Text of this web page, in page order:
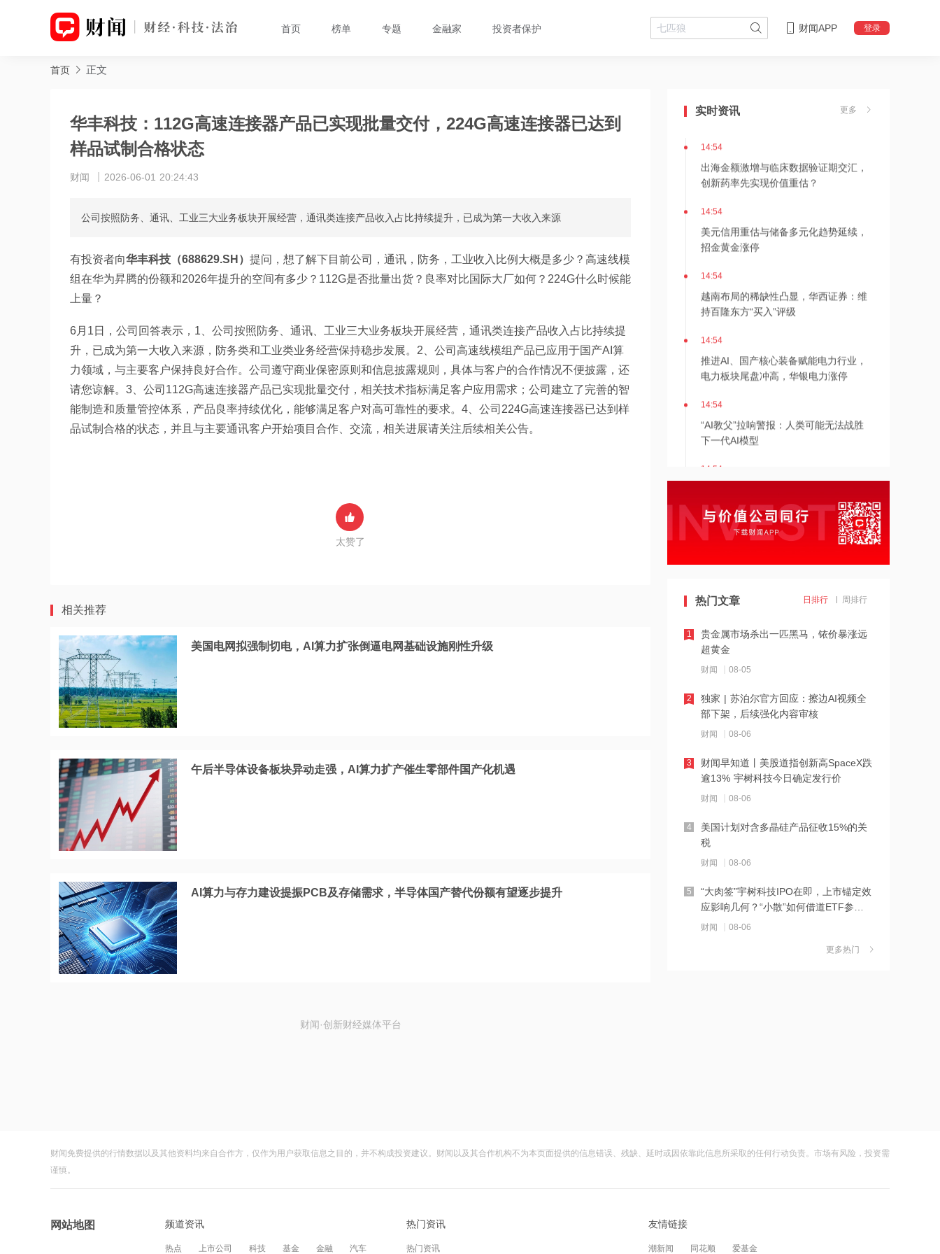
首页 榜单 专题 金融家 投资者保护 财闻APP 登录
首页 正文
华丰科技：112G高速连接器产品已实现批量交付，224G高速连接器已达到
样品试制合格状态
财闻 2026-06-01 20:24:43
公司按照防务、通讯、工业三大业务板块开展经营，通讯类连接产品收入占比持续提升，已成为第一大收入来源
有投资者向华丰科技（688629.SH） 提问，想了解下目前公司，通讯，防务，工业收入比例大概是多少？高速线模
组在华为昇腾的份额和2026年提升的空间有多少？112G是否批量出货？良率对比国际大厂如何？224G什么时候能
上量？
6月1日，公司回答表示，1、公司按照防务、通讯、工业三大业务板块开展经营，通讯类连接产品收入占比持续提
升，已成为第一大收入来源，防务类和工业类业务经营保持稳步发展。2、公司高速线模组产品已应用于国产AI算
力领域，与主要客户保持良好合作。公司遵守商业保密原则和信息披露规则，具体与客户的合作情况不便披露，还
请您谅解。3、公司112G高速连接器产品已实现批量交付，相关技术指标满足客户应用需求；公司建立了完善的智
能制造和质量管控体系，产品良率持续优化，能够满足客户对高可靠性的要求。4、公司224G高速连接器已达到样
品试制合格的状态，并且与主要通讯客户开始项目合作、交流，相关进展请关注后续相关公告。
太赞了
相关推荐
美国电网拟强制切电，AI算力扩张倒逼电网基础设施刚性升级
午后半导体设备板块异动走强，AI算力扩产催生零部件国产化机遇
AI算力与存力建设提振PCB及存储需求，半导体国产替代份额有望逐步提升
财闻·创新财经媒体平台
实时资讯 更多
中长期配置价值或将进一步打开
14:54
出海金额激增与临床数据验证期交汇，
创新药率先实现价值重估？
14:54
美元信用重估与储备多元化趋势延续，
招金黄金涨停
14:54
越南布局的稀缺性凸显，华西证券：维
持百隆东方“买入”评级
14:54
推进AI、国产核心装备赋能电力行业，
电力板块尾盘冲高，华银电力涨停
14:54
“AI教父”拉响警报：人类可能无法战胜
下一代AI模型
14:54
SpaceX特斯拉拟建地表最大芯片厂
14:53
力涨停
14:53
CRAA认证 同时已取得欧美相关认证
14:52
全国用电负荷三创历史新高！电力板块
尾盘异动 华银电力涨停
14:52
新莱应材：公司已通过美国排名前二的
半导体应用设备厂商在产品特殊工艺上
的认证
14:50
有望保持高于行业的增长速度，国盛证
券：首予春秋航空“买入”评级
14:50
SpaceX联手英伟达开发在轨算力，AI基
础设施正式迈向太空
14:48
北京利尔：洛阳利尔5800kVA脱硅锆电
热门文章 日排行 周排行
贵金属市场杀出一匹黑马，铱价暴涨远
超黄金
财闻 08-05
1
独家 | 苏泊尔官方回应：擦边AI视频全
部下架，后续强化内容审核
财闻 08-06
2
财闻早知道丨美股道指创新高SpaceX跌
逾13% 宇树科技今日确定发行价
财闻 08-06
3
美国计划对含多晶硅产品征收15%的关
税
财闻 08-06
4
“大肉签”宇树科技IPO在即，上市锚定效
应影响几何？“小散”如何借道ETF参
与？
财闻 08-06
5
茉莉奶白陷降薪罗生门，当事人称：公
大涨152%！哈啰、美团单车“好伙伴”登
9
财闻 08-06
更多热门
财闻免费提供的行情数据以及其他资料均来自合作方，仅作为用户获取信息之目的，并不构成投资建议。财闻以及其合作机构不为本页面提供的信息错误、残缺、延时或因依靠此信息所采取的任何行动负责。市场有风险，投资需
谨慎。
网站地图 频道资讯
热点 上市公司 科技 基金 金融 汽车
热门资讯
热门资讯
友情链接
潮新闻 同花顺 爱基金